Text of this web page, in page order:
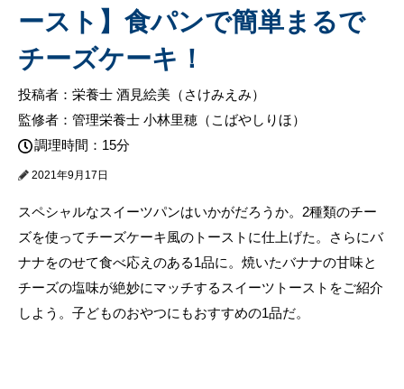
ースト】食パンで簡単まるで
チーズケーキ！
投稿者：栄養士 酒見絵美（さけみえみ）
監修者：管理栄養士 小林里穂（こばやしりほ）
調理時間：15分
2021年9月17日
スペシャルなスイーツパンはいかがだろうか。2種類のチー
ズを使ってチーズケーキ風のトーストに仕上げた。さらにバ
ナナをのせて食べ応えのある1品に。焼いたバナナの甘味と
チーズの塩味が絶妙にマッチするスイーツトーストをご紹介
しよう。子どものおやつにもおすすめの1品だ。